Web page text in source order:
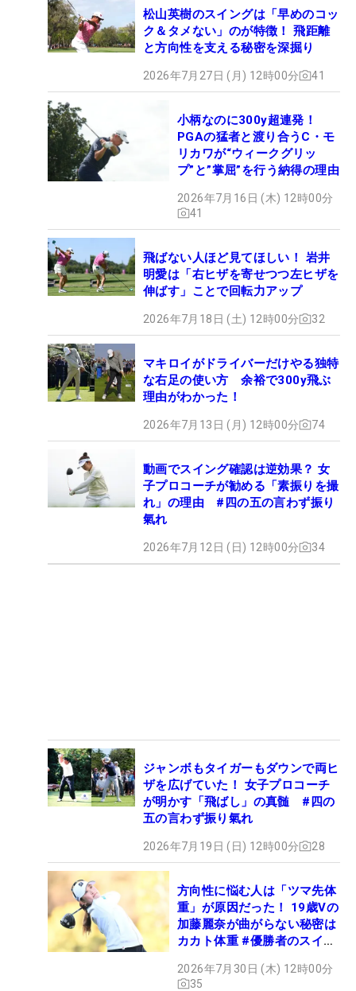
松山英樹のスイングは「早めのコッ
ク＆タメない」のが特徴！ 飛距離
と方向性を支える秘密を深掘り
2026年7月27日 (月) 12時00分 41
小柄なのに300y超連発！
PGAの猛者と渡り合うC・モ
リカワが“ウィークグリッ
プ”と”掌屈”を行う納得の理由
2026年7月16日 (木) 12時00分
41
飛ばない人ほど見てほしい！ 岩井
明愛は「右ヒザを寄せつつ左ヒザを
伸ばす」ことで回転力アップ
2026年7月18日 (土) 12時00分 32
マキロイがドライバーだけやる独特
な右足の使い方 余裕で300y飛ぶ
理由がわかった！
2026年7月13日 (月) 12時00分 74
動画でスイング確認は逆効果？ 女
子プロコーチが勧める「素振りを撮
れ」の理由 #四の五の言わず振り
氣れ
2026年7月12日 (日) 12時00分 34
ジャンボもタイガーもダウンで両ヒ
ザを広げていた！ 女子プロコーチ
が明かす「飛ばし」の真髄 #四の
五の言わず振り氣れ
2026年7月19日 (日) 12時00分 28
方向性に悩む人は「ツマ先体
重」が原因だった！ 19歳Vの
加藤麗奈が曲がらない秘密は
カカト体重 #優勝者のスイン
2026年7月30日 (木) 12時00分
35